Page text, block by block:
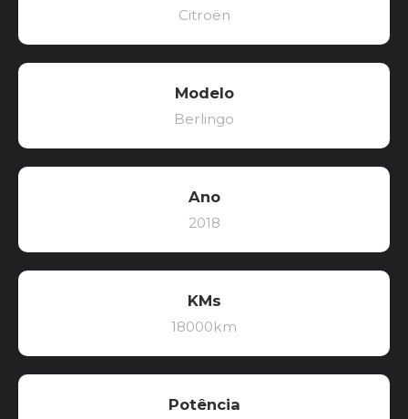
Citroën
Modelo
Berlingo
Ano
2018
KMs
18000km
Potência